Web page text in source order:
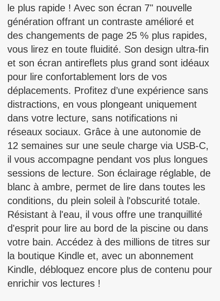
le plus rapide ! Avec son écran 7" nouvelle
génération offrant un contraste amélioré et
des changements de page 25 % plus rapides,
vous lirez en toute fluidité. Son design ultra-fin
et son écran antireflets plus grand sont idéaux
pour lire confortablement lors de vos
déplacements. Profitez d’une expérience sans
distractions, en vous plongeant uniquement
dans votre lecture, sans notifications ni
réseaux sociaux. Grâce à une autonomie de
12 semaines sur une seule charge via USB-C,
il vous accompagne pendant vos plus longues
sessions de lecture. Son éclairage réglable, de
blanc à ambre, permet de lire dans toutes les
conditions, du plein soleil à l'obscurité totale.
Résistant à l'eau, il vous offre une tranquillité
d'esprit pour lire au bord de la piscine ou dans
votre bain. Accédez à des millions de titres sur
la boutique Kindle et, avec un abonnement
Kindle, débloquez encore plus de contenu pour
enrichir vos lectures !